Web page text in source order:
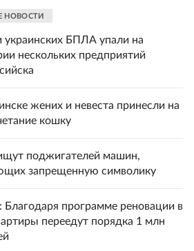
НОВОСТИ
БПЛА упали на
нескольких предприятий
жених и невеста принесли на
кошку
поджигателей машин,
запрещенную символику
Благодаря программе реновации в
переедут порядка 1 млн